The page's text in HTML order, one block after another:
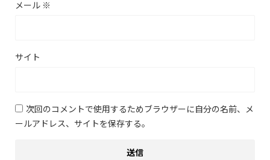
メール ※
サイト
次回のコメントで使用するためブラウザーに自分の名前、メ
ールアドレス、サイトを保存する。